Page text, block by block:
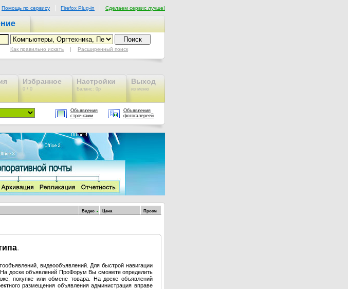
Помощь по сервису Firefox Plug-in Сделаем сервис лучше!
Как правильно искать | Расширенный поиск
Избранное
0 / 0
Настройки
Баланс: 0р
Выход
из меню
Объявления
строчками
Объявления
фотогалереей
Видео Цена Просм
.
видеообъявлений. Для быстрой навигации
доске объявлений ПроФорум Вы сможете определить
покупке или обмене товара. На доске объявлений
размещения объявления администрация вправе